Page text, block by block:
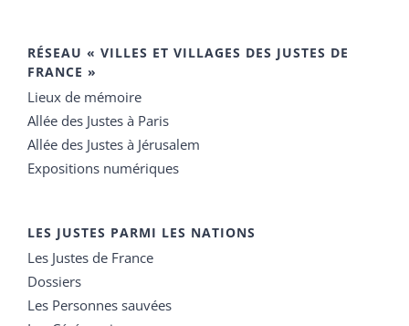
RÉSEAU « VILLES ET VILLAGES DES JUSTES DE
FRANCE »
Lieux de mémoire
Allée des Justes à Paris
Allée des Justes à Jérusalem
Expositions numériques
LES JUSTES PARMI LES NATIONS
Les Justes de France
Dossiers
Les Personnes sauvées